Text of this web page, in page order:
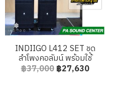
INDIIGO L412 SET ชุด
ลำโพงคอลัมน์ พร้อมใช้
฿37,000 ฿27,630